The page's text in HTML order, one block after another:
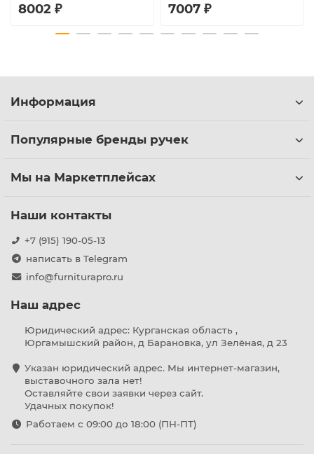
8002 ₽ 7007 ₽
Информация
Популярные бренды ручек
Мы на Маркетплейсах
Наши контакты
+7 (915) 190-05-13
написать в Telegram
info@furniturapro.ru
Наш адрес
Юридический адрес: Курганская область ,
Юргамышский район, д Барановка, ул Зелёная, д 23
Указан юридический адрес. Мы интернет-магазин,
выставочного зала нет!
Оставляйте свои заявки через сайт.
Удачных покупок!
Работаем с 09:00 до 18:00 (ПН-ПТ)